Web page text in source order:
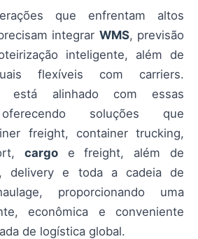
que enfrentam altos
integrar WMS, previsão
inteligente, além de
flexíveis com carriers.
está alinhado com essas
oferecendo soluções que
freight, container trucking,
cargoe freight, além de
delivery e toda a cadeia de
proporcionando uma
econômica e conveniente
de logística global.